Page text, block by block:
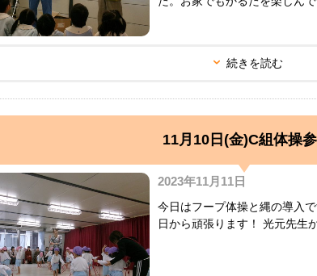
続きを読む
11月10日(金)C組体操
2023年11月11日
今日はフープ体操と縄の導入
日から頑張ります！ 光元先生